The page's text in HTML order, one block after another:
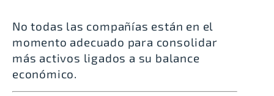
No todas las compañías están en el
momento adecuado para consolidar
más activos ligados a su balance
económico.